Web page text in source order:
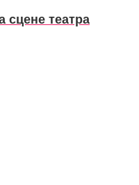
сцене театра